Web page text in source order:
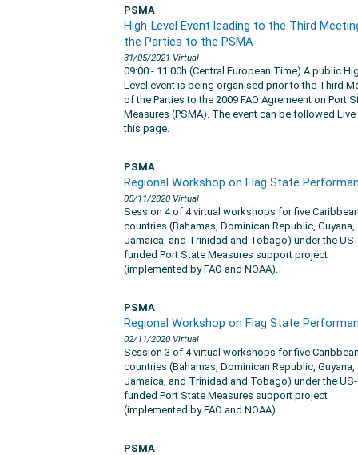
PSMA
High-Level Event leading to the Third
the Parties to the PSMA
31/05/2021 Virtual
09:00 - 11:00h (Central European Time) A public
Level event is being organised prior to the Third
of the Parties to the 2009 FAO Agremeent on Port
Measures (PSMA). The event can be followed Live
this page.
PSMA
Regional Workshop on Flag State
05/11/2020 Virtual
Session 4 of 4 virtual workshops for five
countries (Bahamas, Dominican Republic, Guyana,
Jamaica, and Trinidad and Tobago) under the US-
funded Port State Measures support project
(implemented by FAO and NOAA).
PSMA
Regional Workshop on Flag State
02/11/2020 Virtual
Session 3 of 4 virtual workshops for five
countries (Bahamas, Dominican Republic, Guyana,
Jamaica, and Trinidad and Tobago) under the US-
funded Port State Measures support project
(implemented by FAO and NOAA).
PSMA